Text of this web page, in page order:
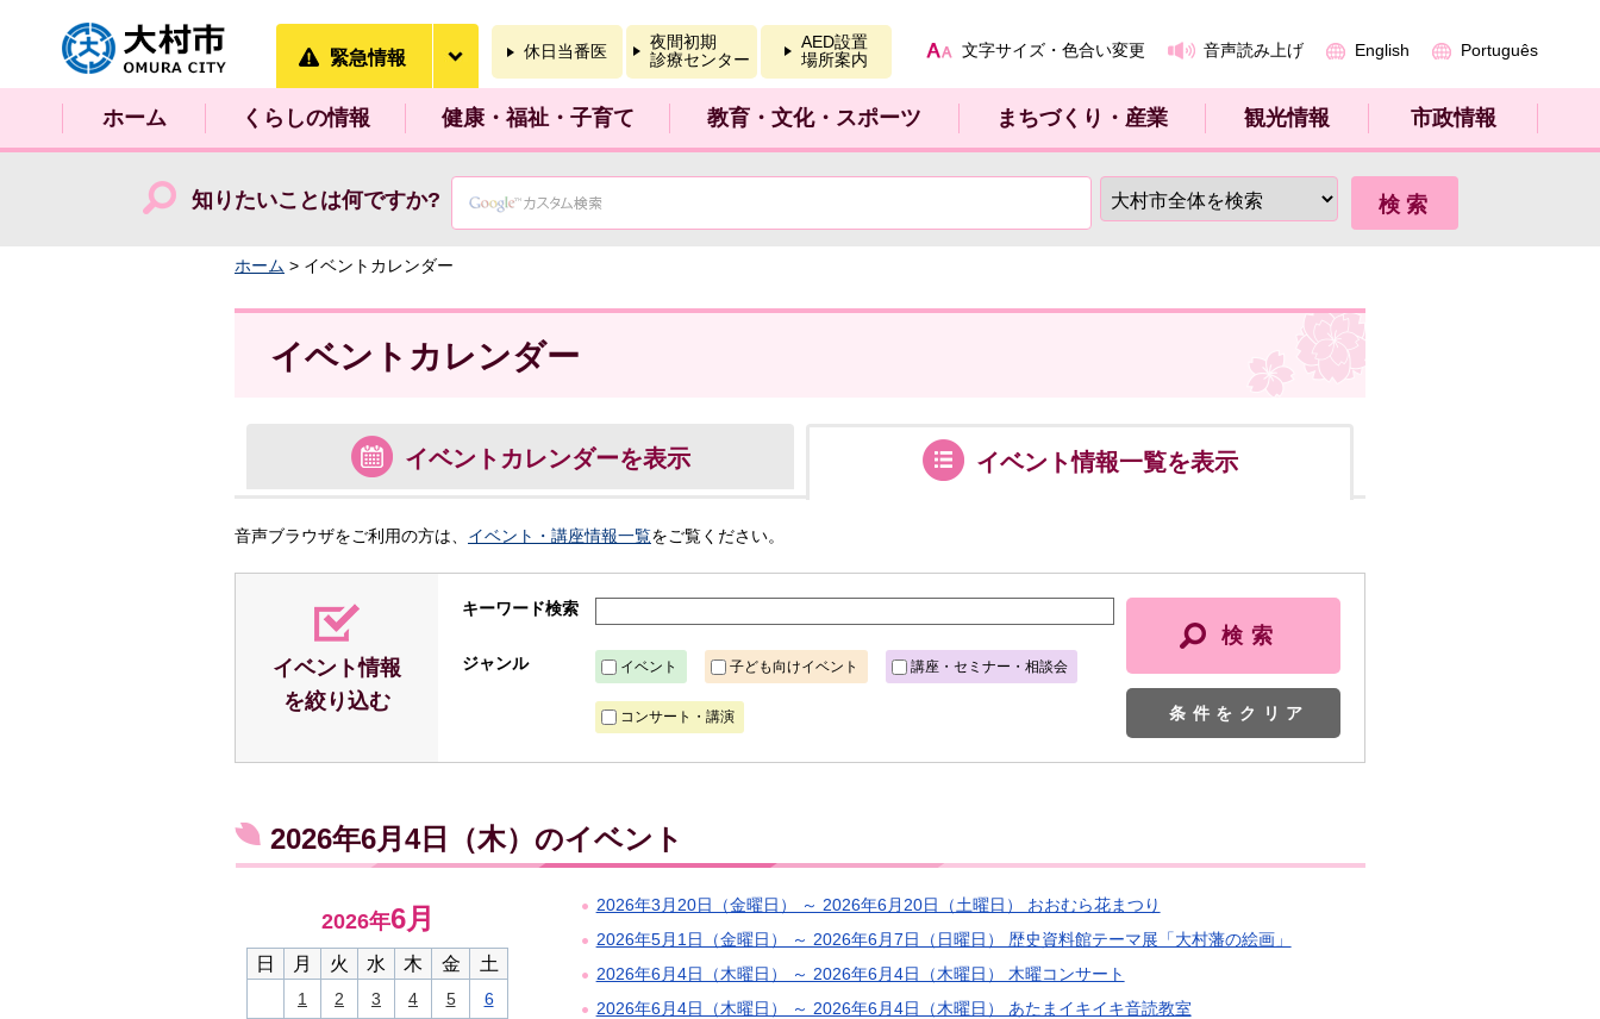
大村市
緊急情報 休日当番医
夜間初期
診療センター
AED設置
場所案内
文字サイズ・色合い変更 音声読み上げ English Português
ホーム くらしの情報 健康・福祉・子育て 教育・文化・スポーツ まちづくり・産業 観光情報 市政情報
知りたいことは何ですか?
ホーム > イベントカレンダー
イベントカレンダー
イベント カレンダーを表示 イベント情報一覧を表示
音声ブラウザをご利用の方は、 イベント・講座情報一覧をご覧ください。
イベント情報
を絞り込む
キーワード検索
ジャンル イベント 子ども向けイベント 講座・セミナー・相談会
コンサート・講演 条件をクリア
2026年6月4日（木）のイベント
2026年6月
日 月 火 水 木 金 土
1 2 3 4 5 6
2026年3月20日（金曜日） ～ 2026年6月20日（土曜日） おおむら花まつり
2026年5月1日（金曜日） ～ 2026年6月7日（日曜日） 歴史資料館テーマ展「大村藩の絵画」
2026年6月4日（木曜日） ～ 2026年6月4日（木曜日） 木曜コンサート
2026年6月4日（木曜日） ～ 2026年6月4日（木曜日） あたまイキイキ音読教室